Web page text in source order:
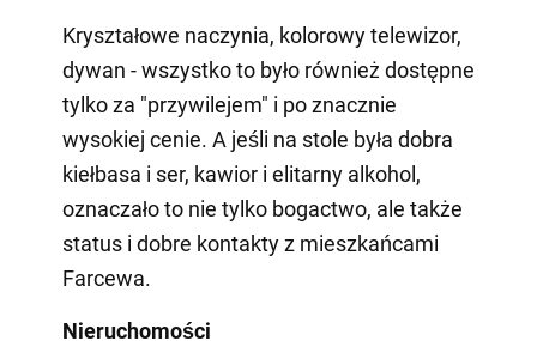
Kryształowe naczynia, kolorowy telewizor,
dywan - wszystko to było również dostępne
tylko za "przywilejem" i po znacznie
wysokiej cenie. A jeśli na stole była dobra
kiełbasa i ser, kawior i elitarny alkohol,
oznaczało to nie tylko bogactwo, ale także
status i dobre kontakty z mieszkańcami
Farcewa.
Nieruchomości